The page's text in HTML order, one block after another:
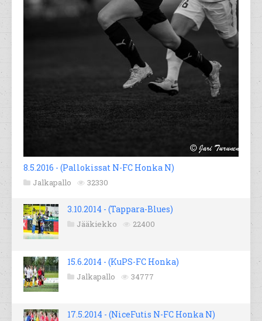
8.5.2016 - (Pallokissat N-FC Honka N)
Jalkapallo 32330
3.10.2014 - (Tappara-Blues)
Jääkiekko 22400
15.6.2014 - (KuPS-FC Honka)
Jalkapallo 34777
17.5.2014 - (NiceFutis N-FC Honka N)